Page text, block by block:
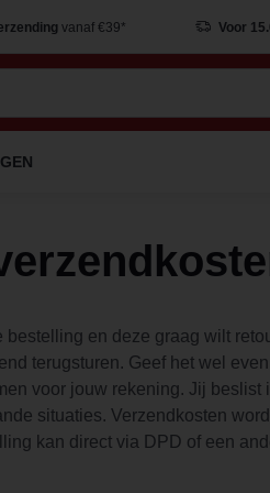
vanaf €39* Voor
bestelling en deze graag wilt
terugsturen. Geef het wel
voor jouw rekening. Jij
situaties. Verzendkosten
kan direct via DPD of een